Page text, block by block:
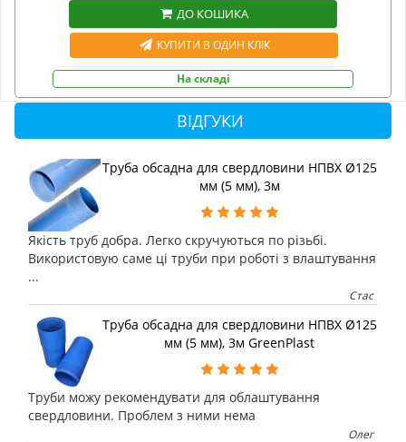
ДО КОШИКА
КУПИТИ В ОДИН КЛІК
На складі
ВІДГУКИ
Труба обсадна для свердловини НПВХ Ø125
мм (5 мм), 3м
Якість труб добра. Легко скручуються по різьбі.
Використовую саме ці труби при роботі з влаштування
...
Стас
Труба обсадна для свердловини НПВХ Ø125
мм (5 мм), 3м GreenPlast
Труби можу рекомендувати для облаштування
свердловини. Проблем з ними нема
Олег